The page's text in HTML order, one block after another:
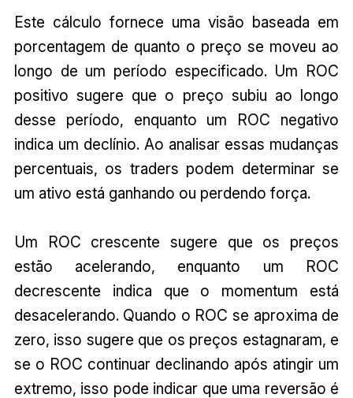
Este cálculo fornece uma visão baseada em
porcentagem de quanto o preço se moveu ao
longo de um período especificado. Um ROC
positivo sugere que o preço subiu ao longo
desse período, enquanto um ROC negativo
indica um declínio. Ao analisar essas mudanças
percentuais, os traders podem determinar se
um ativo está ganhando ou perdendo força.
Um ROC crescente sugere que os preços
estão acelerando, enquanto um ROC
decrescente indica que o momentum está
desacelerando. Quando o ROC se aproxima de
zero, isso sugere que os preços estagnaram, e
se o ROC continuar declinando após atingir um
extremo, isso pode indicar que uma reversão é